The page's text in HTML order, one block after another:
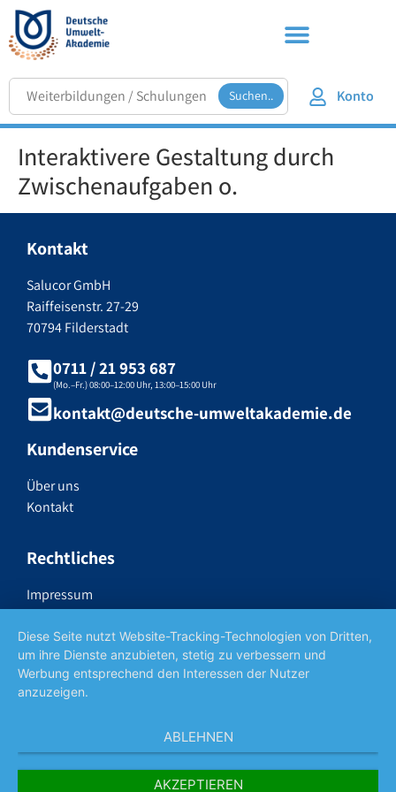
Suchen.. Konto
Interaktivere Gestaltung durch
Zwischenaufgaben o.
Kontakt
Salucor GmbH
Raiffeisenstr. 27-29
70794 Filderstadt
0711 / 21 953 687
(Mo.–Fr.) 08:00–12:00 Uhr, 13:00–15:00 Uhr
kontakt@deutsche-umweltakademie.de
Kundenservice
Über uns
Kontakt
Rechtliches
Impressum
Datenschutzerklärung
Widerrufsrecht
AGB
Diese Seite nutzt Website-Tracking-Technologien von Dritten,
um ihre Dienste anzubieten, stetig zu verbessern und
Werbung entsprechend den Interessen der Nutzer
anzuzeigen.
ABLEHNEN
AKZEPTIEREN